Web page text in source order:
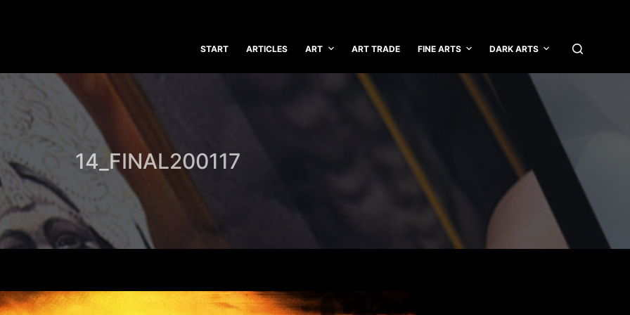
START ARTICLES ART ART TRADE FINE ARTS DARK ARTS
14_FINAL200117